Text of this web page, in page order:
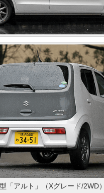
「アルト」（Xグレード/2WD